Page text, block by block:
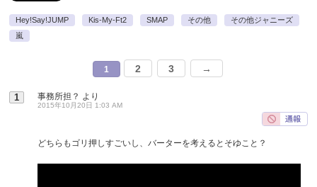
Hey!Say!JUMP Kis-My-Ft2 SMAP その他
その他ジャニーズ
嵐
1 2 3 →
1 事務所担？ より
2015年10月20日 1:03 AM
どちらもゴリ押しすごいし、バーターを考えるとそゆこと？